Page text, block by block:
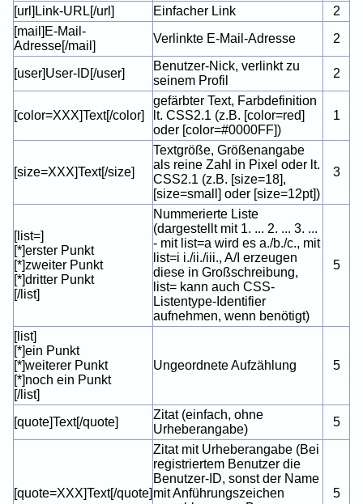
[url]Link-URL[/url]
Einfacher Link
2
[mail]E-Mail-
Adresse[/mail]
Verlinkte E-Mail-Adresse 2
[user]User-ID[/user]
Benutzer-Nick, verlinkt zu
seinem Profil
2
[color=XXX]Text[/color]
gefärbter Text, Farbdefinition
lt. CSS2.1 (z.B. [color=red]
oder [color=#0000FF])
1
[size=XXX]Text[/size]
Textgröße, Größenangabe
als reine Zahl in Pixel oder lt.
CSS2.1 (z.B. [size=18],
[size=small] oder [size=12pt])
3
[list=]
[*]erster Punkt
[*]zweiter Punkt
[*]dritter Punkt
[/list]
Nummerierte Liste
(dargestellt mit 1. ... 2. ... 3. ...
- mit list=a wird es a./b./c., mit
list=i i./ii./iii., A/I erzeugen
diese in Großschreibung,
list= kann auch CSS-
Listentype-Identifier
aufnehmen, wenn benötigt)
5
[list]
[*]ein Punkt
[*]weiterer Punkt
[*]noch ein Punkt
[/list]
Ungeordnete Aufzählung 5
[quote]Text[/quote]
Zitat (einfach, ohne
Urheberangabe)
5
[quote=XXX]Text[/quote]
Zitat mit Urheberangabe (Bei
registriertem Benutzer die
Benutzer-ID, sonst der Name
mit Anführungszeichen
5